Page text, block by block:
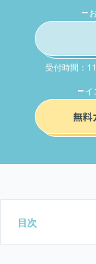
受付時間：
イ
無料
目次